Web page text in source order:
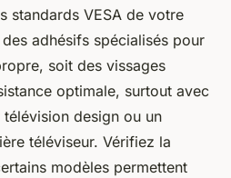
standards VESA de votre
adhésifs spécialisés pour
soit des vissages
optimale, surtout avec
design ou un
téléviseur. Vérifiez la
modèles permettent